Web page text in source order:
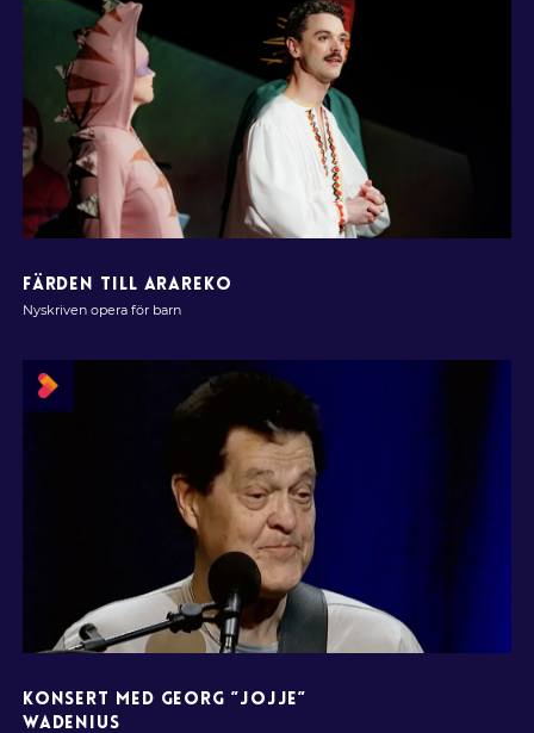
FÄRDEN TILL ARAREKO
Nyskriven opera för barn
KONSERT MED GEORG ”JOJJE”
WADENIUS